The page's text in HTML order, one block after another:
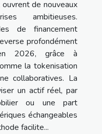
de nouveaux
ambitieuses.
de financement
profondément
2026, grâce à
la tokenisation
collaboratives. La
un actif réel, par
ou une part
échangeables
facilite...